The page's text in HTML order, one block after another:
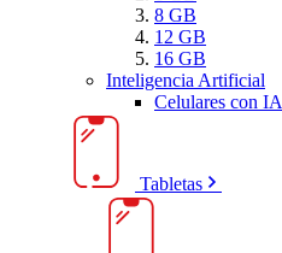
8 GB
12 GB
16 GB
Inteligencia Artificial
Celulares con IA
Tabletas